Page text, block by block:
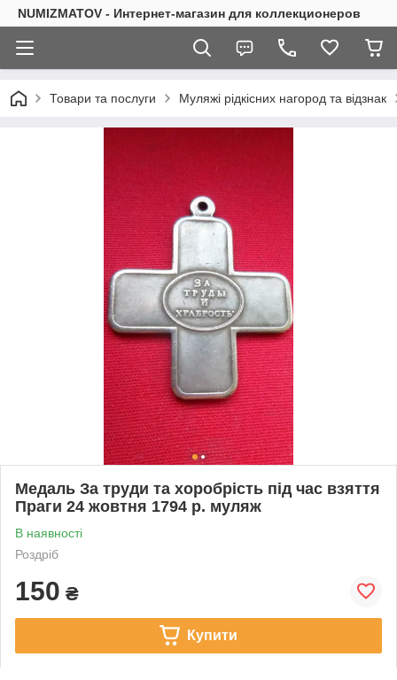
NUMIZMATOV - Интернет-магазин для коллекционеров
Товари та послуги Муляжі рідкісних нагород та відзнак
Медаль За труди та хоробрість під час взяття
Праги 24 жовтня 1794 р. муляж
В наявності
Роздріб
150 ₴
Купити